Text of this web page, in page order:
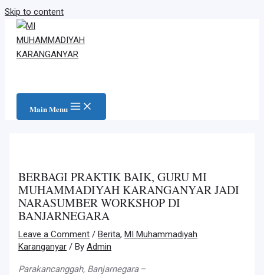
Skip to content
Main Menu
BERBAGI PRAKTIK BAIK, GURU MI
MUHAMMADIYAH KARANGANYAR JADI
NARASUMBER WORKSHOP DI
BANJARNEGARA
Leave a Comment /Berita,MI Muhammadiyah
Karanganyar / ByAdmin
Parakancanggah, Banjarnegara–